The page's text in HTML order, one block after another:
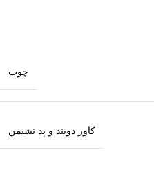
چوب
کاور دوبند و پد نشیمن